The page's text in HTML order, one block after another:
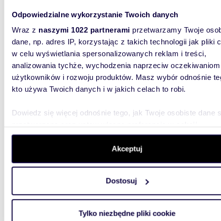
Odpowiedzialne wykorzystanie Twoich danych
Wraz z naszymi 1022 partnerami przetwarzamy Twoje
dane, np. adres IP, korzystając z takich technologii jak pliki
w celu wyświetlania spersonalizowanych reklam i treści,
analizowania tychże, wychodzenia naprzeciw oczekiwaniom
użytkowników i rozwoju produktów. Masz wybór odnośnie
kto używa Twoich danych i w jakich celach to robi.
Dowiedz się więcej odnośnie tego, jak Twoje osobiste dane
szczegółów. W Deklaracji plików cookie możesz zmienić
wycofać swoją zgodę w dowolnej chwili.
aby oferować funkcje społecznościowe i analizować ruch w
witrynie. Informacje o tym, jak korzystasz z naszej witryny,
analitycznym. Partnerzy mogą połączyć te informacje z
Akceptuj
Dostosuj
Tylko niezbędne pliki cookie
58
ok. 62
WYRÓŻNIONE 2243